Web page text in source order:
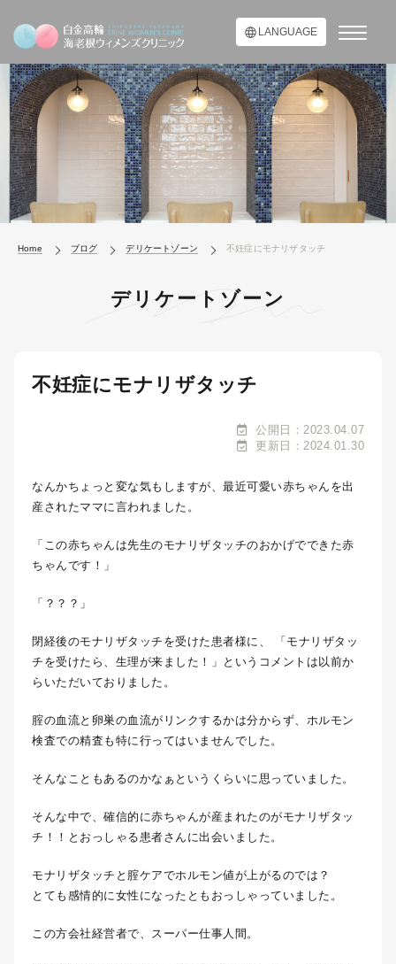
LANGUAGE
Home ブログ デリケートゾーン 不妊症にモナリザタッチ
デリケートゾーン
不妊症にモナリザタッチ
公開日：2023.04.07
更新日：2024.01.30
なんかちょっと変な気もしますが、最近可愛い赤ちゃんを出
産されたママに言われました。
「この赤ちゃんは先生のモナリザタッチのおかげでできた赤
ちゃんです！」
「？？？」
閉経後のモナリザタッチを受けた患者様に、 「モナリザタッ
チを受けたら、生理が来ました！」というコメントは以前か
らいただいておりました。
腟の血流と卵巣の血流がリンクするかは分からず、ホルモン
検査での精査も特に行ってはいませんでした。
そんなこともあるのかなぁというくらいに思っていました。
そんな中で、確信的に赤ちゃんが産まれたのがモナリザタッ
チ！！とおっしゃる患者さんに出会いました。
モナリザタッチと腟ケアでホルモン値が上がるのでは？
とても感情的に女性になったともおっしゃっていました。
この方会社経営者で、スーパー仕事人間。